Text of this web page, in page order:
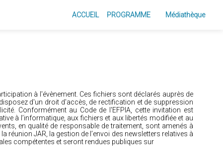
ACCUEIL PROGRAMME Médiathèque
à l'évènement. Ces fichiers sont déclarés auprès de
d'un droit d'accès, de rectification et de suppression
Conformément au Code de l'EFPIA, cette invitation est
à l’informatique, aux fichiers et aux libertés modifiée et au
en qualité de responsable de traitement, sont amenés à
JAR, la gestion de l’envoi des newsletters relatives à
compétentes et seront rendues publiques sur